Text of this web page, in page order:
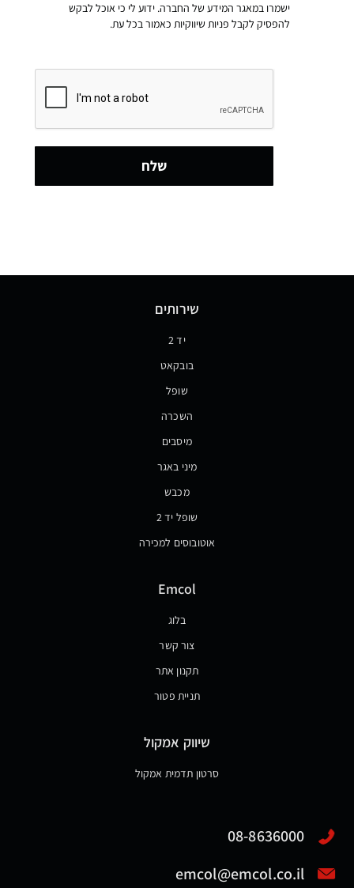
ישמרו במאגר המידע של החברה. ידוע לי כי אוכל לבקש
להפסיק לקבל פניות שיווקיות כאמור בכל עת.
שלח
שירותים
יד 2
בובקאט
שופל
השכרה
מיסבים
מיני באגר
מכבש
שופל יד 2
אוטובוסים למכירה
Emcol
בלוג
צור קשר
תקנון אתר
תניית פטור
שיווק אמקול
סרטון תדמית אמקול
08-8636000
emcol@emcol.co.il